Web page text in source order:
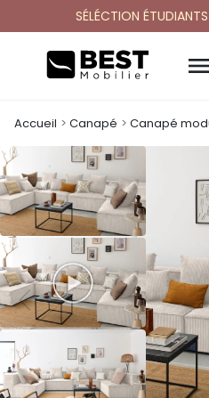
SÉLÉCTION

Accueil Canapé Canapé